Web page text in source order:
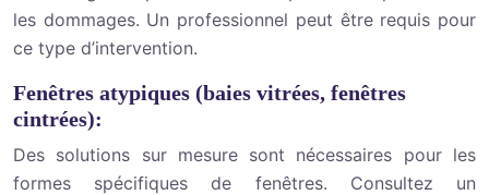
les dommages. Un professionnel peut être requis pour
ce type d’intervention.
Fenêtres atypiques (baies vitrées, fenêtres
cintrées):
Des solutions sur mesure sont nécessaires pour les
formes spécifiques de fenêtres. Consultez un